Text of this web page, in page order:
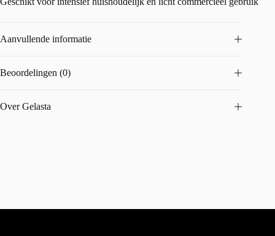
Aanvullende informatie
Beoordelingen (0)
Over Gelasta